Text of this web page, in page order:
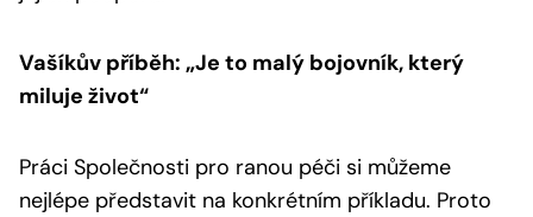
Vašíkův příběh: „Je to malý bojovník, který
miluje život“
Práci Společnosti pro ranou péči si můžeme
nejlépe představit na konkrétním příkladu. Proto